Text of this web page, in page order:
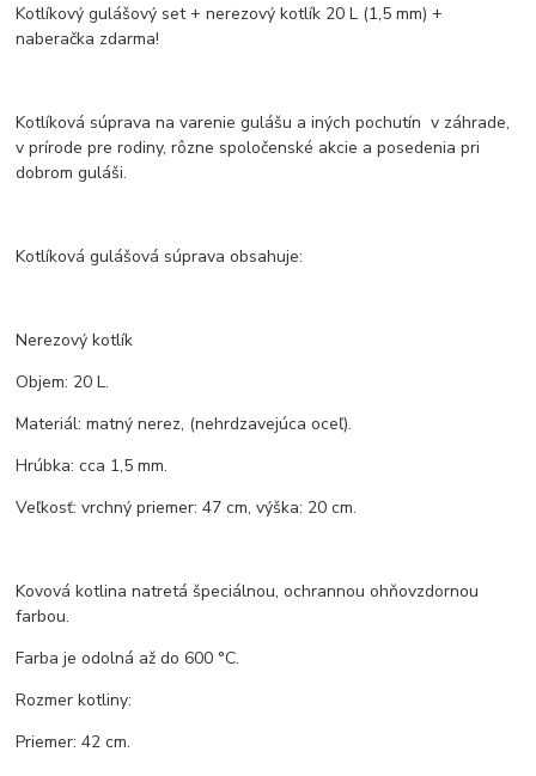
Kotlíkový gulášový set + nerezový kotlík 20 L (1,5 mm) +
naberačka zdarma!
Kotlíková súprava na varenie gulášu a iných pochutín v záhrade,
v prírode pre rodiny, rôzne spoločenské akcie a posedenia pri
dobrom guláši.
Kotlíková gulášová súprava obsahuje:
Nerezový kotlík
Objem: 20 L.
Materiál: matný nerez, (nehrdzavejúca oceľ).
Hrúbka: cca 1,5 mm.
Veľkosť: vrchný priemer: 47 cm, výška: 20 cm.
Kovová kotlina natretá špeciálnou, ochrannou ohňovzdornou
farbou.
Farba je odolná až do 600 °C.
Rozmer kotliny:
Priemer: 42 cm.